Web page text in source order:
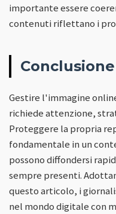
importante essere
contenuti riflettano i
Conclusione
Gestire l'immagine
richiede attenzione,
Proteggere la propria
fondamentale in un
possono diffondersi
sempre presenti.
questo articolo, i
nel mondo digitale con